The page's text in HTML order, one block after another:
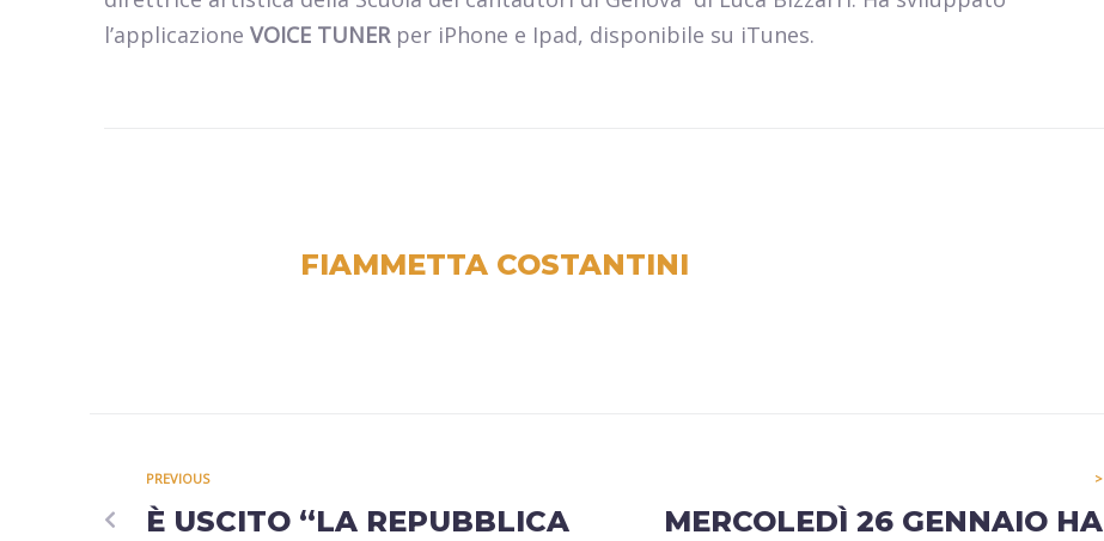
l’applicazione VOICE TUNERper iPhone e Ipad, disponibile su iTunes.
FIAMMETTA COSTANTINI
PREVIOUS
È USCITO “LA REPUBBLICA
>
MERCOLEDÌ 26 GENNAIO HA